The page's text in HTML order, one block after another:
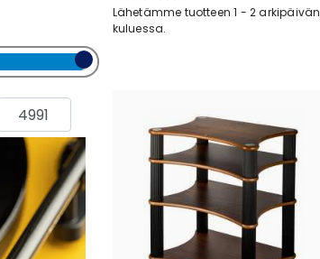
Lähetämme tuotteen 1 - 2 arkipäivän
kuluessa.